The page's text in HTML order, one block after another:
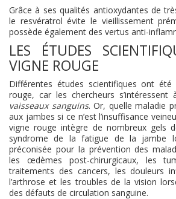
Grâce à ses qualités antioxydantes de
le resvératrol évite le vieillissement
possède également des vertus anti-
LES ÉTUDES
VIGNE ROUGE
Différentes études scientifiques ont
rouge, car les chercheurs s’intéressent
vaisseaux sanguins. Or, quelle maladie
aux jambes si ce n’est l’insuffisance
vigne rouge intègre de nombreux gels
syndrome de la fatigue de la jambe
préconisée pour la prévention des
les œdèmes post-chirurgicaux, les
traitements des cancers, les douleurs
l’arthrose et les troubles de la vision
des défauts de circulation sanguine.